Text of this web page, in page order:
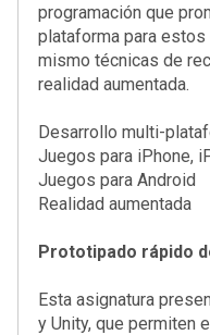
programación que
plataforma para
mismo técnicas de
realidad aumentada.
Desarrollo multi-
Juegos para iPhone,
Juegos para Android
Realidad aumentada
Prototipado rápido
Esta asignatura
y Unity, que permiten